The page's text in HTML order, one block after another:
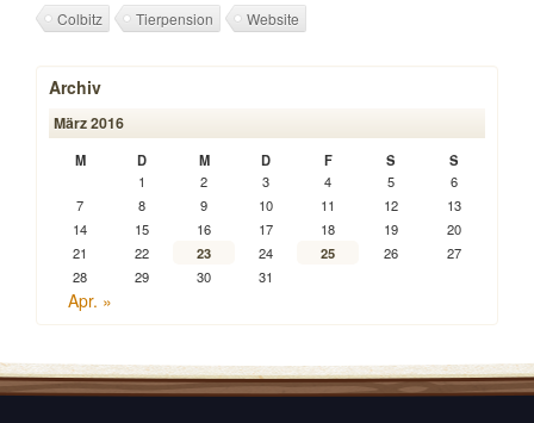
Colbitz Tierpension Website
Archiv
März 2016
M D M D F S
S
1
2 3 4 5
6
7
8 9 10 11 12
13
14
15 16 17 18 19
20
21
22 23 24 25 26
27
28
29 30 31
Apr. »